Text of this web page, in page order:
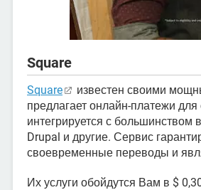
Square
Square
известен своими
предлагает онлайн-платежи
интегрируется с большинством
Drupal и другие. Сервис
своевременные переводы и
Их услуги обойдутся Вам в $